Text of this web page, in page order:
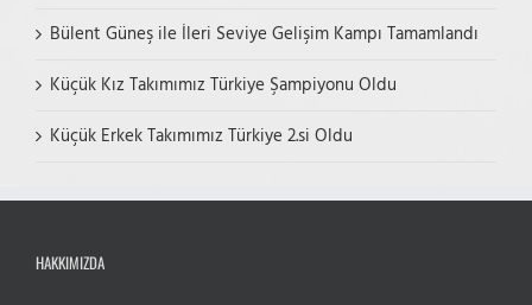
Bülent Güneş ile İleri Seviye Gelişim Kampı Tamamlandı
Küçük Kız Takımımız Türkiye Şampiyonu Oldu
Küçük Erkek Takımımız Türkiye 2.si Oldu
HAKKIMIZDA